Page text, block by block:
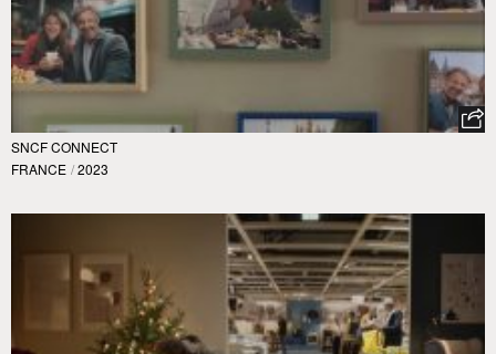
SNCF CONNECT
FRANCE / 2023